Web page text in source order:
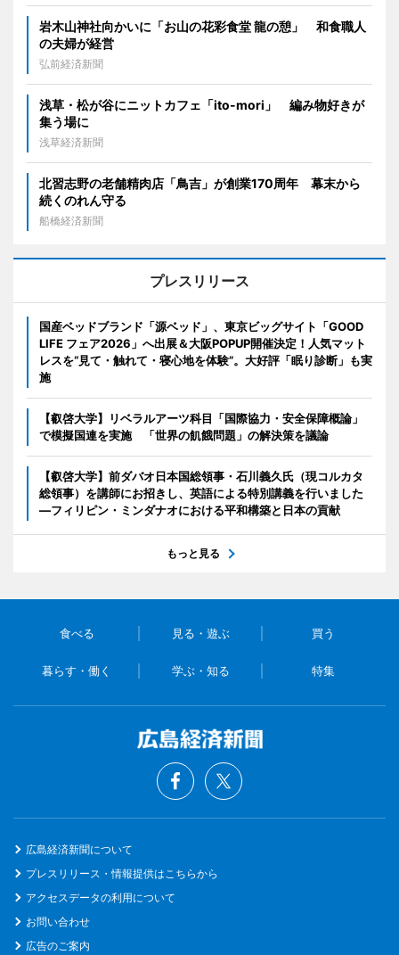
岩木山神社向かいに「お山の花彩食堂 龍の憩」 和食職人
の夫婦が経営
弘前経済新聞
浅草・松が谷にニットカフェ「ito-mori」 編み物好きが
集う場に
浅草経済新聞
北習志野の老舗精肉店「鳥吉」が創業170周年 幕末から
続くのれん守る
船橋経済新聞
プレスリリース
国産ベッドブランド「源ベッド」、東京ビッグサイト「GOOD
LIFE フェア2026」へ出展＆大阪POPUP開催決定！人気マット
レスを“見て・触れて・寝心地を体験”。大好評「眠り診断」も実
施
【叡啓大学】リベラルアーツ科目「国際協力・安全保障概論」
で模擬国連を実施 「世界の飢餓問題」の解決策を議論
【叡啓大学】前ダバオ日本国総領事・石川義久氏（現コルカタ
総領事）を講師にお招きし、英語による特別講義を行いました
―フィリピン・ミンダナオにおける平和構築と日本の貢献
もっと見る
食べる 見る・遊ぶ 買う
暮らす・働く 学ぶ・知る 特集
広島経済新聞について
プレスリリース・情報提供はこちらから
アクセスデータの利用について
お問い合わせ
広告のご案内